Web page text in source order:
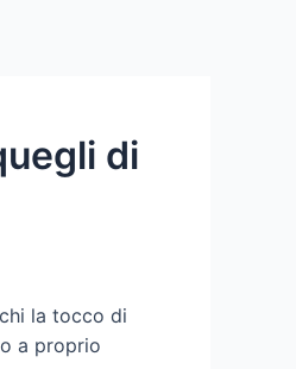
di
la tocco di
a proprio